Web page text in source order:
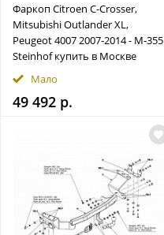
Фаркоп Citroen C-Crosser,
Mitsubishi Outlander XL,
Peugeot 4007 2007-2014 - M-355
Steinhof купить в Москве
Мало
49 492 р.